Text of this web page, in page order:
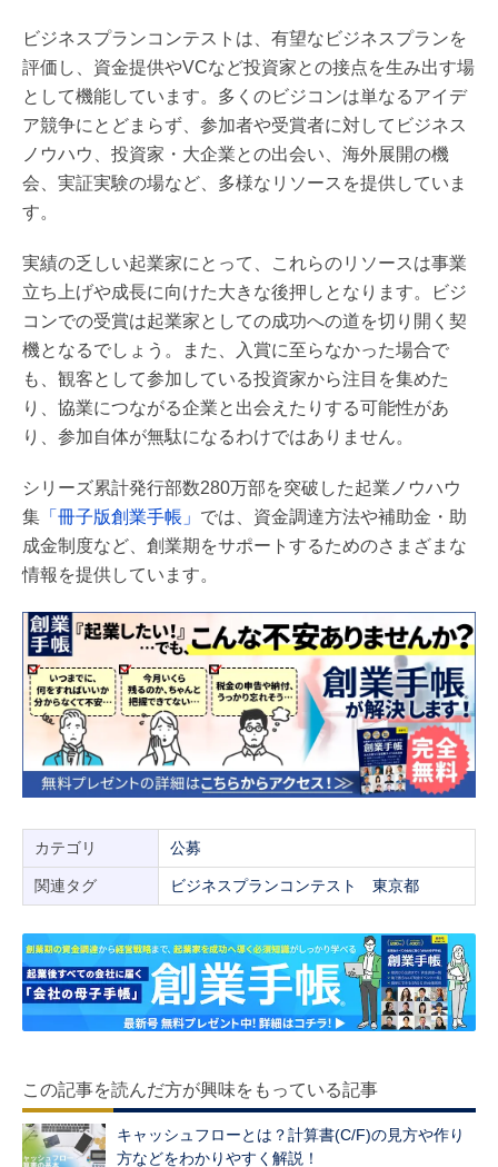
ビジネスプランコンテストは、有望なビジネスプランを
評価し、資金提供やVCなど投資家との接点を生み出す場
として機能しています。多くのビジコンは単なるアイデ
ア競争にとどまらず、参加者や受賞者に対してビジネス
ノウハウ、投資家・大企業との出会い、海外展開の機
会、実証実験の場など、多様なリソースを提供していま
す。
実績の乏しい起業家にとって、これらのリソースは事業
立ち上げや成長に向けた大きな後押しとなります。ビジ
コンでの受賞は起業家としての成功への道を切り開く契
機となるでしょう。また、入賞に至らなかった場合で
も、観客として参加している投資家から注目を集めた
り、協業につながる企業と出会えたりする可能性があ
り、参加自体が無駄になるわけではありません。
シリーズ累計発行部数280万部を突破した起業ノウハウ
集 「冊子版創業手帳」 では、資金調達方法や補助金・助
成金制度など、創業期をサポートするためのさまざまな
情報を提供しています。
カテゴリ 公募
関連タグ ビジネスプランコンテスト 東京都
この記事を読んだ方が興味をもっている記事
キャッシュフローとは？計算書(C/F)の見方や作り
方などをわかりやすく解説！